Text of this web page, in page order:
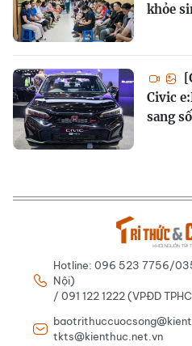
khỏe
Civic
sang
Hotline: 096 523 7756/
Nội)
/ 091 122 1222 (VPĐD
tkts@kienthuc.net.vn